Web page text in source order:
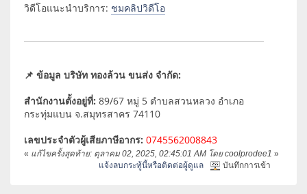
วิดีโอแนะนำบริการ: ชมคลิปวิดีโอ
📌 ข้อมูล บริษัท ทองล้วน ขนส่ง จำกัด:
สำนักงานตั้งอยู่ที่: 89/67 หมู่ 5 ตำบลสวนหลวง อำเภอ
กระทุ่มแบน จ.สมุทรสาคร 74110
เลขประจำตัวผู้เสียภาษีอากร: 0745562008843
« แก้ไขครั้งสุดท้าย: ตุลาคม 02, 2025, 02:45:01 AM โดย coolprodee1 »
แจ้งลบกระทู้นี้หรือติดต่อผู้ดูแล
บันทึกการเข้า